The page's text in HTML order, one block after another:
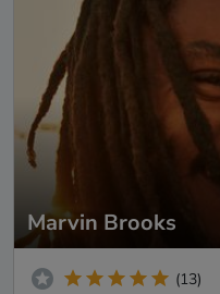
Marvin Brooks
(13)